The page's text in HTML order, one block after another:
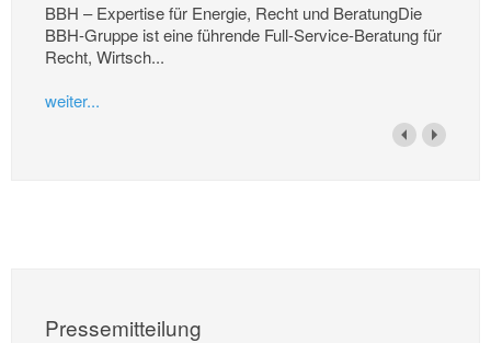
BBH – Expertise für Energie, Recht und BeratungDie
BBH-Gruppe ist eine führende Full-Service-Beratung für
Recht, Wirtsch...
weiter...
Pressemitteilung